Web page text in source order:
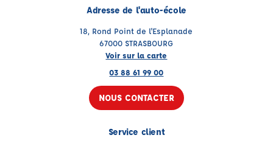
Adresse de l'auto-école
18, Rond Point de l'Esplanade
67000 STRASBOURG
Voir sur la carte
03 88 61 99 00
NOUS CONTACTER
Service client